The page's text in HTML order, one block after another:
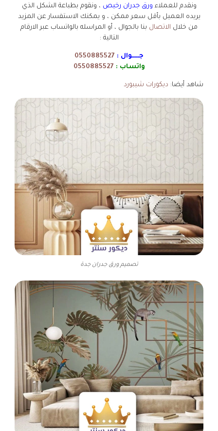
ونقدم للعملاء ورق جدران رخيص ، ونقوم بطباعة الشكل الذي
يريده العميل بأقل سعر ممكن ، و يمكنك الاستفسار عن المزيد
من خلال الاتصال بنا بالجوال ، أو المراسله بالواتساب عبر الارقام
التالية :
جـــــوال :
واتساب : 0550885527
شاهد أيضا: ديكورات شيبورد
تصميم ورق جدران جدة